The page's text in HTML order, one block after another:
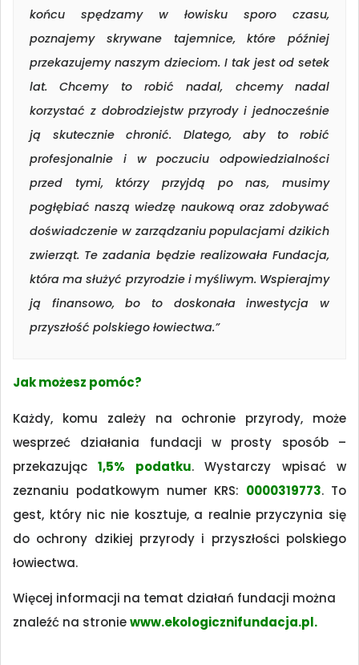
końcu spędzamy w łowisku sporo czasu,
poznajemy skrywane tajemnice, które później
przekazujemy naszym dzieciom. I tak jest od setek
lat. Chcemy to robić nadal, chcemy nadal
korzystać z dobrodziejstw przyrody i jednocześnie
ją skutecznie chronić. Dlatego, aby to robić
profesjonalnie i w poczuciu odpowiedzialności
przed tymi, którzy przyjdą po nas, musimy
pogłębiać naszą wiedzę naukową oraz zdobywać
doświadczenie w zarządzaniu populacjami dzikich
zwierząt. Te zadania będzie realizowała Fundacja,
która ma służyć przyrodzie i myśliwym. Wspierajmy
ją finansowo, bo to doskonała inwestycja w
przyszłość polskiego łowiectwa.”
Jak możesz pomóc?
Każdy, komu zależy na ochronie przyrody, może
wesprzeć działania fundacji w prosty sposób –
przekazując1,5% podatku. Wystarczy wpisać w
zeznaniu podatkowym numer KRS: 0000319773. To
gest, który nic nie kosztuje, a realnie przyczynia się
do ochrony dzikiej przyrody i przyszłości polskiego
łowiectwa.
Więcej informacji na temat działań fundacji można
znaleźć na stroniewww.ekologicznifundacja.pl.